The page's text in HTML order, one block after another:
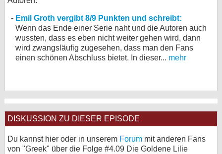
Emil Groth vergibt 8/9 Punkten und schreibt:
Wenn das Ende einer Serie naht und die Autoren auch
wussten, dass es eben nicht weiter gehen wird, dann
wird zwangsläufig zugesehen, dass man den Fans
einen schönen Abschluss bietet. In dieser... mehr
DISKUSSION ZU DIESER EPISODE
Du kannst hier oder in unserem Forum mit anderen Fans
von "Greek" über die Folge #4.09 Die Goldene Lilie